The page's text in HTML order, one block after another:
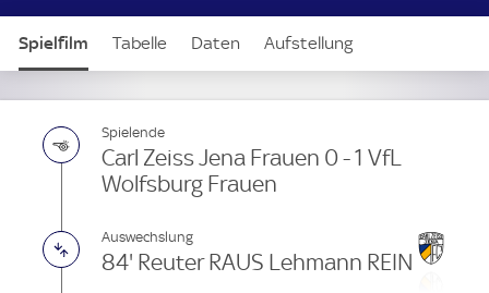
u
t
Spielfilm Tabelle Daten Aufstellung
Live
Spielende
Carl Zeiss Jena Frauen 0 - 1 VfL
Wolfsburg Frauen
Auswechslung
84' Reuter RAUS Lehmann REIN